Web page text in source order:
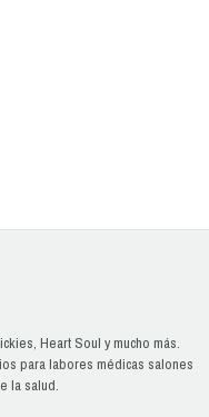
Heart Soul y mucho más.
para labores médicas salones
la salud.